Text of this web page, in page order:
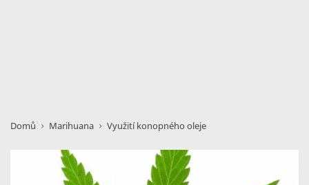
Domů Marihuana Využití konopného oleje